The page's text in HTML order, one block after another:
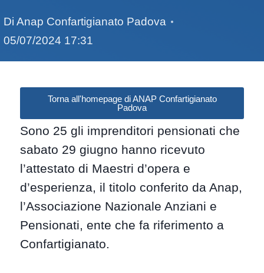
Di Anap Confartigianato Padova
05/07/2024 17:31
Torna all'homepage di ANAP Confartigianato
Padova
Sono 25 gli imprenditori pensionati che
sabato 29 giugno hanno ricevuto
l’attestato di Maestri d’opera e
d’esperienza, il titolo conferito da Anap,
l’Associazione Nazionale Anziani e
Pensionati, ente che fa riferimento a
Confartigianato.